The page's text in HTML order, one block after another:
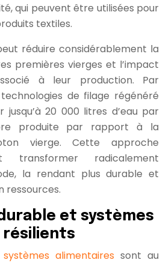
qui peuvent être utilisées pour
textiles.
réduire considérablement la
premières vierges et l’impact
à leur production. Par
de filage régénéré
jusqu’à 20 000 litres d’eau par
produite par rapport à la
vierge. Cette approche
transformer radicalement
la rendant plus durable et
ressources.
et systèmes
résilients
systèmes alimentaires sont au